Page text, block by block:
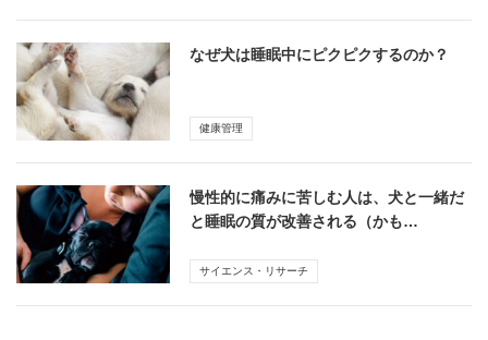
なぜ犬は睡眠中にピクピクするのか？
健康管理
慢性的に痛みに苦しむ人は、犬と一緒だ
と睡眠の質が改善される（かも…
サイエンス・リサーチ